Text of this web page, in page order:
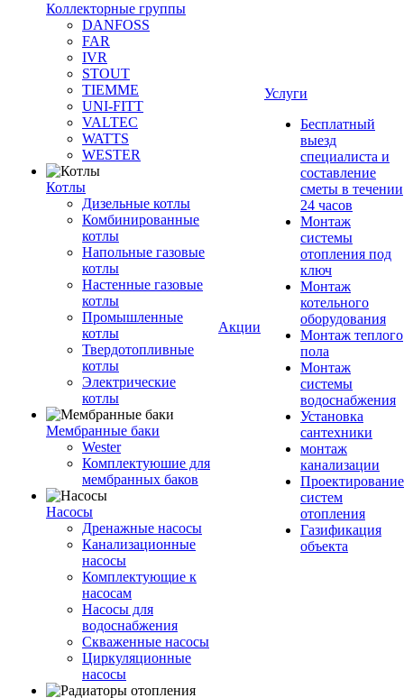
Коллекторные группы
DANFOSS
FAR
IVR
STOUT
TIEMME
UNI-FITT
VALTEC
WATTS
WESTER
Котлы
Дизельные котлы
Комбинированные
котлы
Напольные газовые
котлы
Настенные газовые
котлы
Промышленные
котлы
Твердотопливные
котлы
Электрические
котлы
Мембранные баки
Wester
Комплектуюшие для
мембранных баков
Насосы
Дренажные насосы
Канализационные
насосы
Комплектующие к
насосам
Насосы для
водоснабжения
Скваженные насосы
Циркуляционные
насосы
Акции
Услуги
Бесплатный
выезд
специалиста и
составление
сметы в течении
24 часов
Монтаж
системы
отопления под
ключ
Монтаж
котельного
оборудования
Монтаж теплого
пола
Монтаж
системы
водоснабжения
Установка
сантехники
монтаж
канализации
Проектирование
систем
отопления
Газификация
объекта